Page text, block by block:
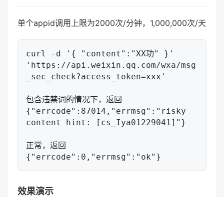
单个appid调用上限为2000次/分钟，1,000,000次/天
curl -d '{ "content":"XX功" }'
'https://api.weixin.qq.com/wxa/msg
_sec_check?access_token=xxx'
包含违禁词的情况下，返回
{"errcode":87014,"errmsg":"risky
content hint: [cs_Iya01229041]"}
正常，返回
效果演示